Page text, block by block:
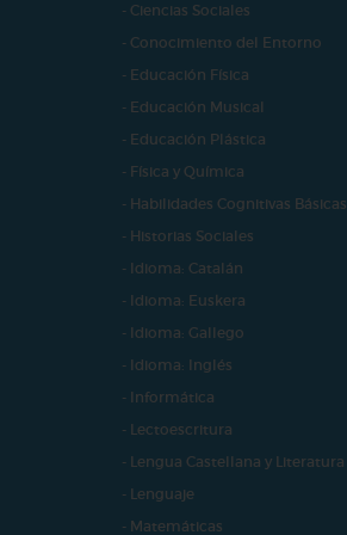
- Ciencias Sociales
- Conocimiento del Entorno
- Educación Física
- Educación Musical
- Educación Plástica
- Física y Química
- Habilidades Cognitivas Básicas
- Historias Sociales
- Idioma: Catalán
- Idioma: Euskera
- Idioma: Gallego
- Idioma: Inglés
- Informática
- Lectoescritura
- Lengua Castellana y Literatura
- Lenguaje
- Matemáticas